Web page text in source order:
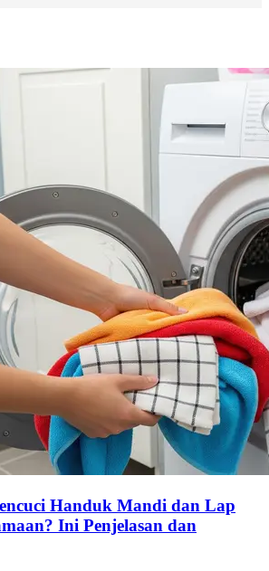
Handuk Mandi dan Lap
Ini Penjelasan dan